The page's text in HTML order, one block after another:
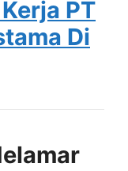
PT
Di